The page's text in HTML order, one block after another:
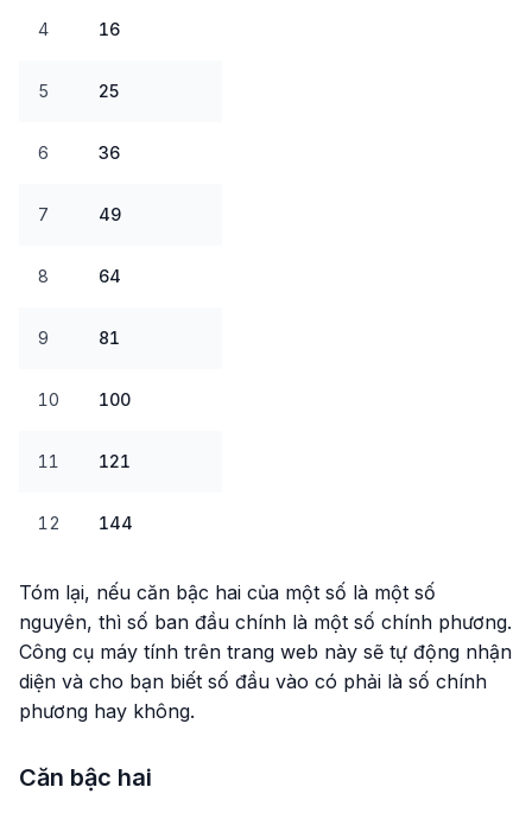
4 16
5 25
6 36
7 49
8 64
9 81
10 100
11 121
12 144
Tóm lại, nếu căn bậc hai của một số là một số
nguyên, thì số ban đầu chính là một số chính phương.
Công cụ máy tính trên trang web này sẽ tự động nhận
diện và cho bạn biết số đầu vào có phải là số chính
phương hay không.
Căn bậc hai